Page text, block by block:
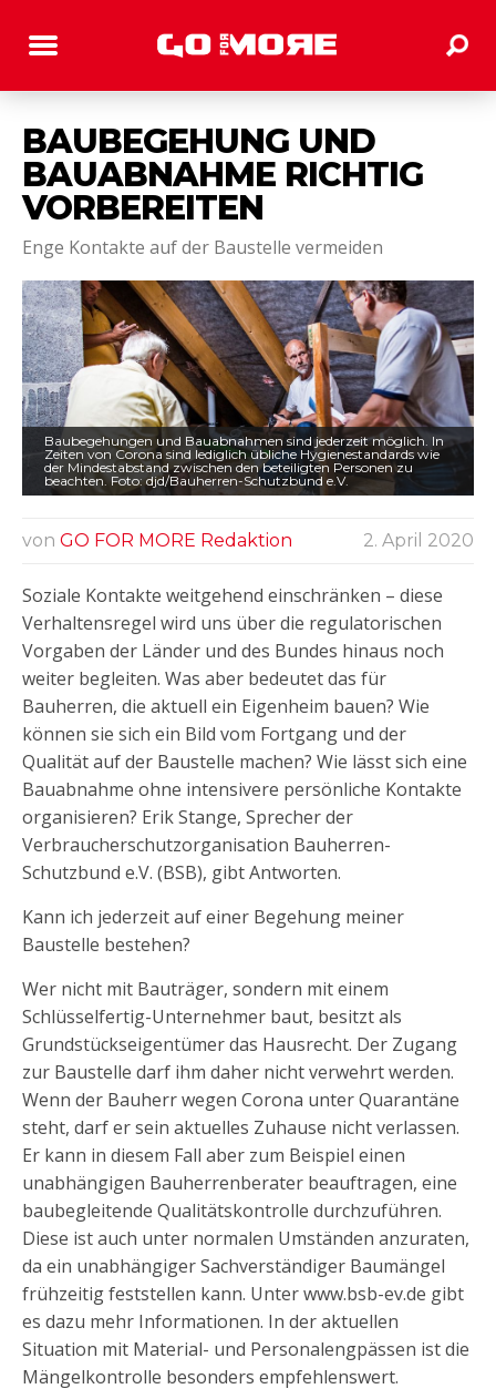
BAUBEGEHUNG UND
BAUABNAHME RICHTIG
VORBEREITEN
Enge Kontakte auf der Baustelle vermeiden
Baubegehungen und Bauabnahmen sind jederzeit möglich. In
Zeiten von Corona sind lediglich übliche Hygienestandards wie
der Mindestabstand zwischen den beteiligten Personen zu
beachten. Foto: djd/Bauherren-Schutzbund e.V.
von GO FOR MORE Redaktion 2. April 2020
Soziale Kontakte weitgehend einschränken – diese
Verhaltensregel wird uns über die regulatorischen
Vorgaben der Länder und des Bundes hinaus noch
weiter begleiten. Was aber bedeutet das für
Bauherren, die aktuell ein Eigenheim bauen? Wie
können sie sich ein Bild vom Fortgang und der
Qualität auf der Baustelle machen? Wie lässt sich eine
Bauabnahme ohne intensivere persönliche Kontakte
organisieren? Erik Stange, Sprecher der
Verbraucherschutzorganisation Bauherren-
Schutzbund e.V. (BSB), gibt Antworten.
Kann ich jederzeit auf einer Begehung meiner
Baustelle bestehen?
Wer nicht mit Bauträger, sondern mit einem
Schlüsselfertig-Unternehmer baut, besitzt als
Grundstückseigentümer das Hausrecht. Der Zugang
zur Baustelle darf ihm daher nicht verwehrt werden.
Wenn der Bauherr wegen Corona unter Quarantäne
steht, darf er sein aktuelles Zuhause nicht verlassen.
Er kann in diesem Fall aber zum Beispiel einen
unabhängigen Bauherrenberater beauftragen, eine
baubegleitende Qualitätskontrolle durchzuführen.
Diese ist auch unter normalen Umständen anzuraten,
da ein unabhängiger Sachverständiger Baumängel
frühzeitig feststellen kann. Unter www.bsb-ev.de gibt
es dazu mehr Informationen. In der aktuellen
Situation mit Material- und Personalengpässen ist die
Mängelkontrolle besonders empfehlenswert.